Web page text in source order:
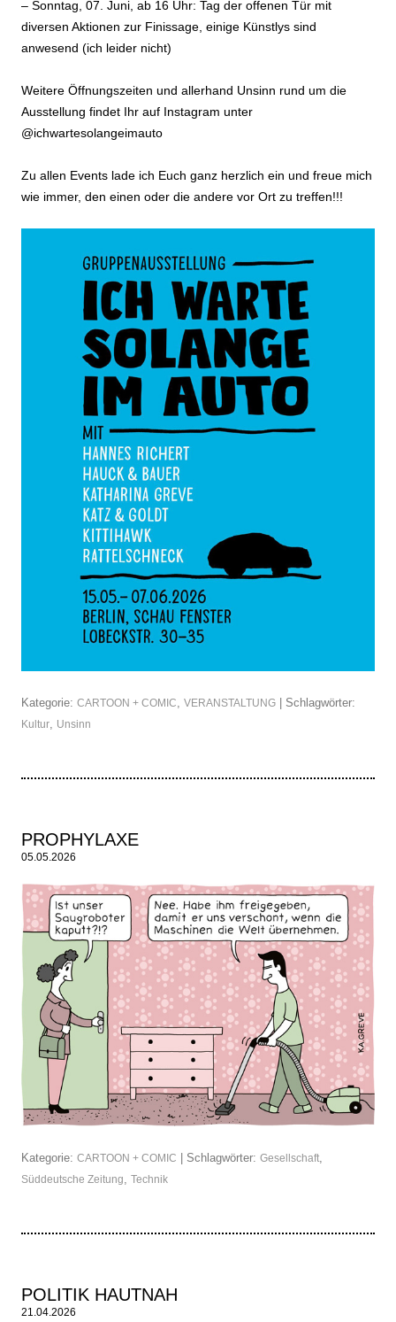
– Sonntag, 07. Juni, ab 16 Uhr: Tag der offenen Tür mit
diversen Aktionen zur Finissage, einige Künstlys sind
anwesend (ich leider nicht)
Weitere Öffnungszeiten und allerhand Unsinn rund um die
Ausstellung findet Ihr auf Instagram unter
@ichwartesolangeimauto
Zu allen Events lade ich Euch ganz herzlich ein und freue mich
wie immer, den einen oder die andere vor Ort zu treffen!!!
Kategorie: CARTOON + COMIC VERANSTALTUNG | Schlagwörter:
Kultur Unsinn
PROPHYLAXE
05.05.2026
Kategorie: CARTOON + COMIC | Schlagwörter: Gesellschaft,
Süddeutsche Zeitung, Technik
POLITIK HAUTNAH
21.04.2026